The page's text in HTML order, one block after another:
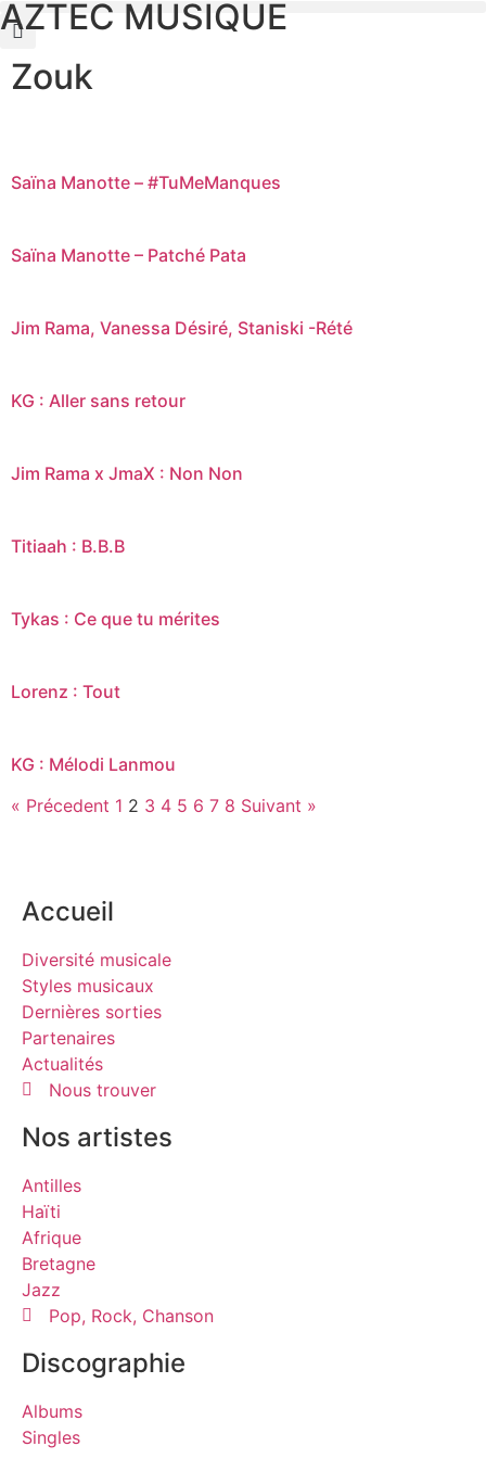
AZTEC MUSIQUE
Zouk
Saïna Manotte – #TuMeManques
Saïna Manotte – Patché Pata
Jim Rama, Vanessa Désiré, Staniski -Rété
KG : Aller sans retour
Jim Rama x JmaX : Non Non
Titiaah : B.B.B
Tykas : Ce que tu mérites
Lorenz : Tout
KG : Mélodi Lanmou
« Précedent 1 2 3 4 5 6 7 8 Suivant »
Accueil
Diversité musicale
Styles musicaux
Dernières sorties
Partenaires
Actualités
Nous trouver
Nos artistes
Antilles
Haïti
Afrique
Bretagne
Jazz
Pop, Rock, Chanson
Discographie
Albums
Singles